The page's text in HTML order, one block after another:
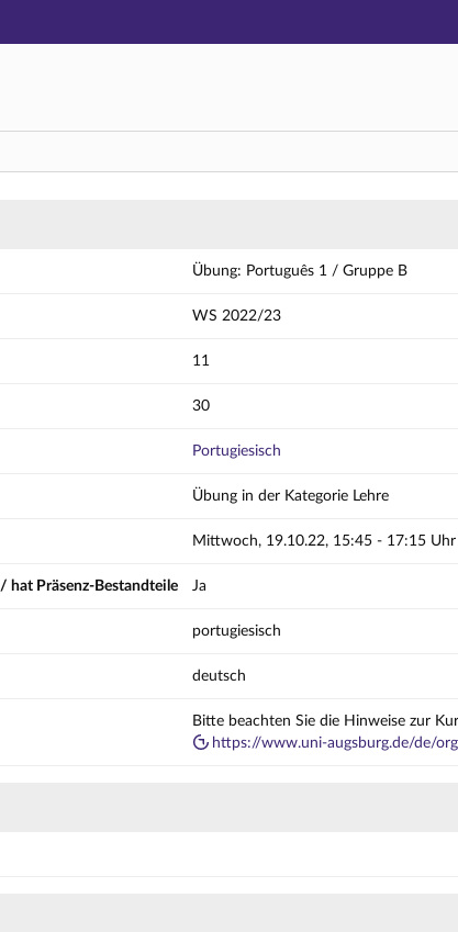
Hauptnavigation
B - Details
Übung: Português 1 / Gruppe B
WS 2022/23
11
30
Portugiesisch
Übung in der Kategorie Lehre
Mittwoch, 19.10.22, 15:45 - 17:15
hat Präsenz-Bestandteile Ja
portugiesisch
deutsch
Bitte beachten Sie die Hinweise zur
https://www.uni-augsburg.de/de/